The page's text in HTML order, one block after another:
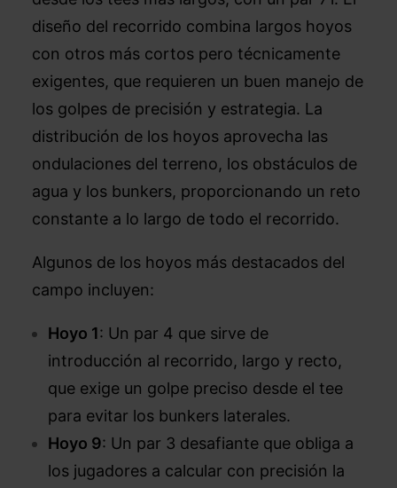
diseño del recorrido combina largos hoyos
con otros más cortos pero técnicamente
exigentes, que requieren un buen manejo de
los golpes de precisión y estrategia. La
distribución de los hoyos aprovecha las
ondulaciones del terreno, los obstáculos de
agua y los bunkers, proporcionando un reto
constante a lo largo de todo el recorrido.
Algunos de los hoyos más destacados del
campo incluyen:
Hoyo 1: Un par 4 que sirve de
introducción al recorrido, largo y recto,
que exige un golpe preciso desde el tee
para evitar los bunkers laterales.
Hoyo 9: Un par 3 desafiante que obliga a
los jugadores a calcular con precisión la